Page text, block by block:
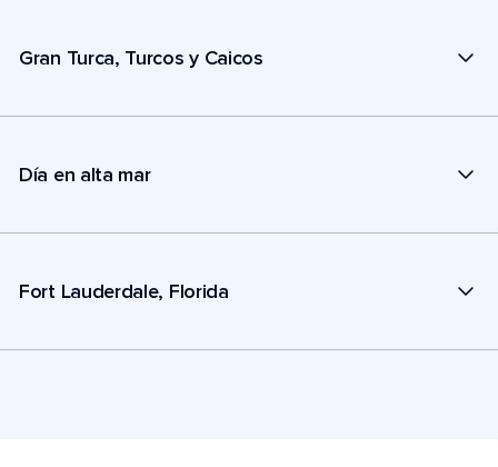
Gran Turca, Turcos y Caicos
Día en alta mar
Fort Lauderdale, Florida